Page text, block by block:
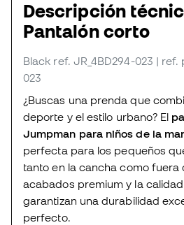
Descripción
Pantalón corto
Black ref. JR_4BD294-023 | ref.
023
¿Buscas una prenda que
deporte y el estilo urbano? El
Jumpman para niños de la
perfecta para los pequeños
tanto en la cancha como fuera
acabados premium y la
garantizan una durabilidad
perfecto.